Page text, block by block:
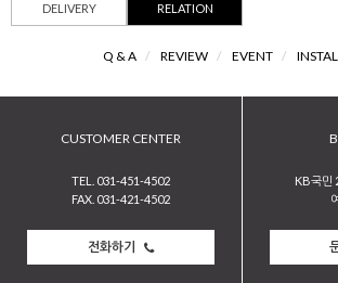
DELIVERY RELATION
Q & A / REVIEW / EVENT /
CUSTOMER CENTER
TEL. 031-451-4502
FAX. 031-421-4502
전화하기
KB국민